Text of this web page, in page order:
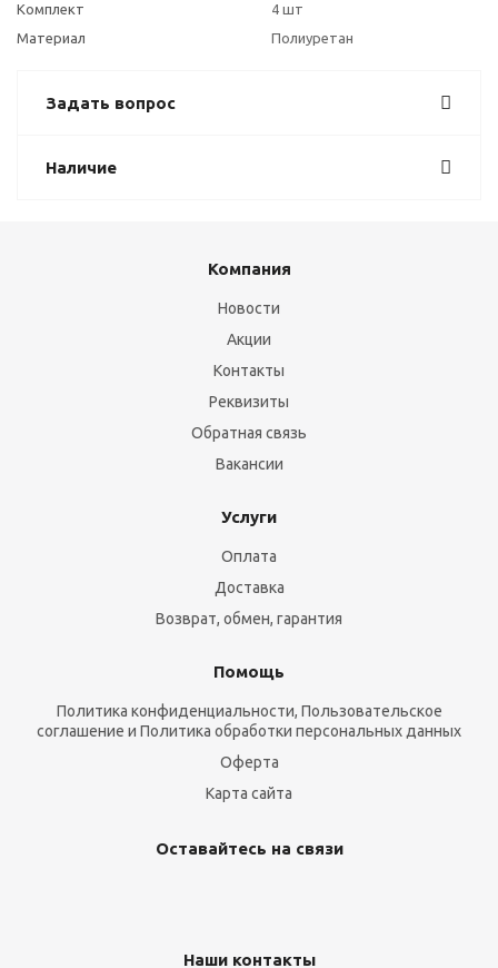
Комплект
4 шт
Материал
Полиуретан
Задать вопрос
Наличие
Компания
Новости
Акции
Контакты
Реквизиты
Обратная связь
Вакансии
Услуги
Оплата
Доставка
Возврат, обмен, гарантия
Помощь
Политика конфиденциальности, Пользовательское
соглашение и Политика обработки персональных данных
Оферта
Карта сайта
Оставайтесь на связи
Наши контакты